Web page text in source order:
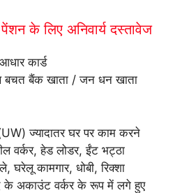
के लिए अनिवार्य दस्तावेज
कार्ड
बचत बैंक खाता / जन धन खाता
ज्यादातर घर पर काम करने
वर्कर, हेड लोडर, ईंट भट्ठा
घरेलू कामगार, धोबी, रिक्शा
के अकाउंट वर्कर के रूप में लगे हुए